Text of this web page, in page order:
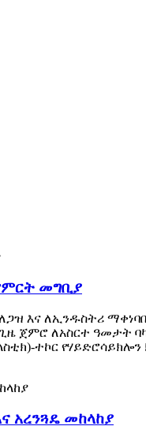
መግቢያ
ለጋዝ እና ለኢንዱስትሪ
ጀምሮ ለአስርተ ዓመታት
ተኮር የሃይድሮሳይክሎን
አረንጓዴ መከላከያ